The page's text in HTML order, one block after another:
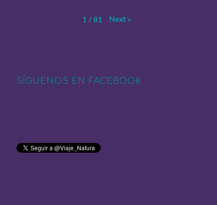
1 / 81 Next »
SÍGUENOS EN FACEBOOK